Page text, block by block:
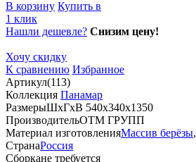
В корзину Купить в
1 клик
Нашли дешевле? Снизим цену!
Хочу скидку
К сравнению Избранное
Артикул(113)
Коллекция Панамар
РазмерыШхГхВ 540х340х1350
ПроизводительОТМ ГРУПП
Материал изготовленияМассив берёзы,
СтранаРоссия
Сборкане требуется